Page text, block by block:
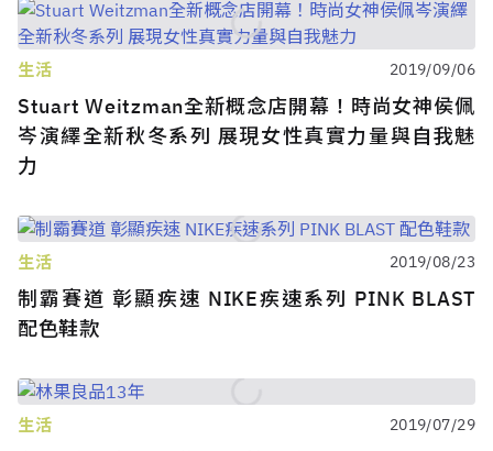
生活 2019/09/06
Stuart Weitzman全新概念店開幕！時尚女神侯佩
岑演繹全新秋冬系列 展現女性真實力量與自我魅
力
生活 2019/08/23
制霸賽道 彰顯疾速 NIKE疾速系列 PINK BLAST
配色鞋款
生活 2019/07/29